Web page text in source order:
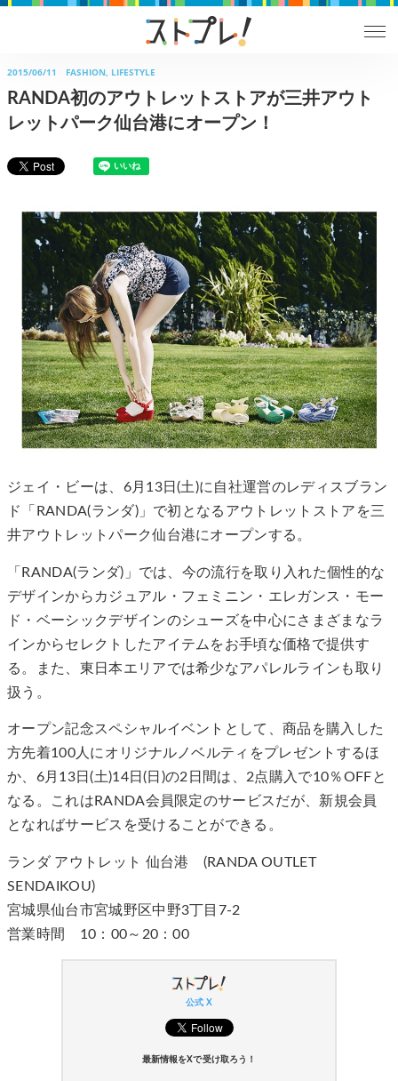
2015/06/11 FASHION, LIFESTYLE
RANDA初のアウトレットストアが三井アウト
レットパーク仙台港にオープン！
ジェイ・ビーは、6月13日(土)に自社運営のレディスブラン
ド「RANDA(ランダ)」で初となるアウトレットストアを三
井アウトレットパーク仙台港にオープンする。
「RANDA(ランダ)」では、今の流行を取り入れた個性的な
デザインからカジュアル・フェミニン・エレガンス・モー
ド・ベーシックデザインのシューズを中心にさまざまなラ
インからセレクトしたアイテムをお手頃な価格で提供す
る。また、東日本エリアでは希少なアパレルラインも取り
扱う。
オープン記念スペシャルイベントとして、商品を購入した
方先着100人にオリジナルノベルティをプレゼントするほ
か、6月13日(土)14日(日)の2日間は、2点購入で10％OFFと
なる。これはRANDA会員限定のサービスだが、新規会員
となればサービスを受けることができる。
ランダ アウトレット 仙台港 (RANDA OUTLET
SENDAIKOU)
宮城県仙台市宮城野区中野3丁目7-2
営業時間 10：00～20：00
公式 X
最新情報をXで受け取ろう！